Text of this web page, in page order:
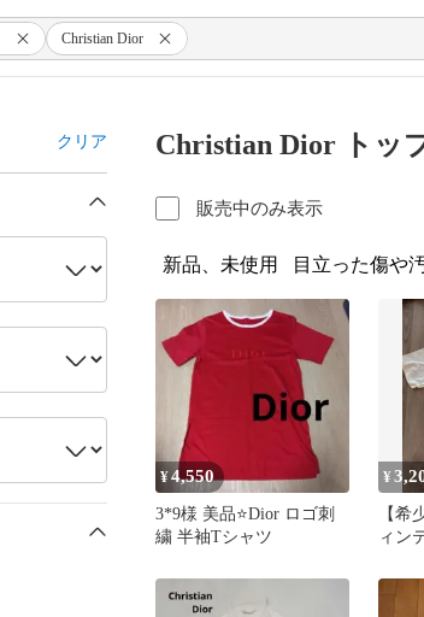
Christian Dior
クリア Christian Dior トッ
販売中のみ表示
新品、未使用 目立った傷や
¥4,550
3*9様 美品⭐Dior ロゴ刺
繍 半袖Tシャツ
¥
【希
ィン